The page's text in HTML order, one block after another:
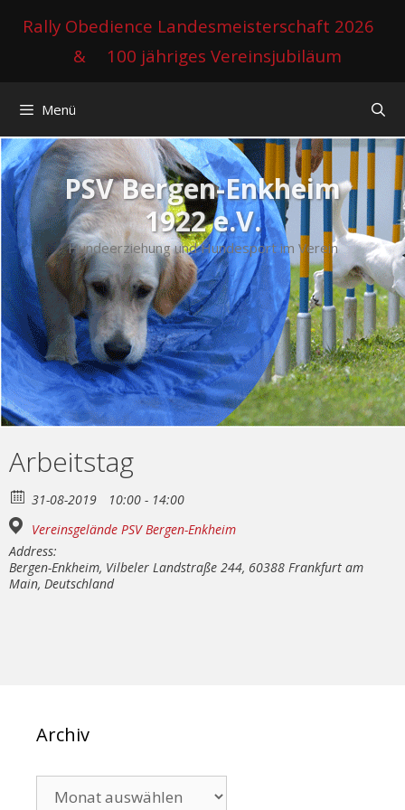
InhaltRally Obedience Landesmeisterschaft 2026
&
100 jähriges Vereinsjubiläum
Menü
PSV Bergen-Enkheim
1922 e.V.
Hundeerziehung und Hundesport im Verein
Arbeitstag
31-08-2019
10:00 - 14:00
Vereinsgelände PSV Bergen-Enkheim
Address:
Bergen-Enkheim, Vilbeler Landstraße 244, 60388 Frankfurt am
Main, Deutschland
Archiv